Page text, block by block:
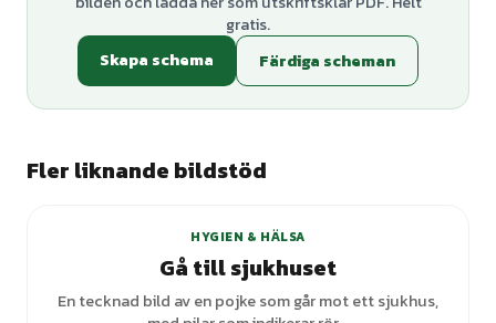
gratis.
Skapa schema
Färdiga scheman
Fler liknande bildstöd
HYGIEN & HÄLSA
Gå till sjukhuset
En tecknad bild av en pojke som går mot ett sjukhus,